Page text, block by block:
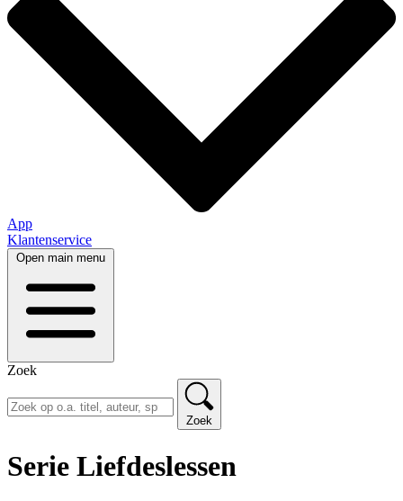
App
Klantenservice
Open main menu
Zoek
Zoek
Serie Liefdeslessen